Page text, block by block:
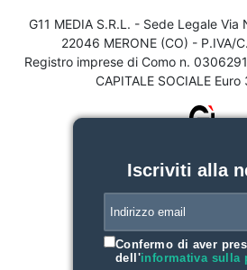
G11 MEDIA S.R.L. - Sede Legale Via
22046 MERONE (CO) - P.IVA/
Registro imprese di Como n.
CAPITALE SOCIALE
Iscriviti alla
Confermo di aver
dell'informativa sulla